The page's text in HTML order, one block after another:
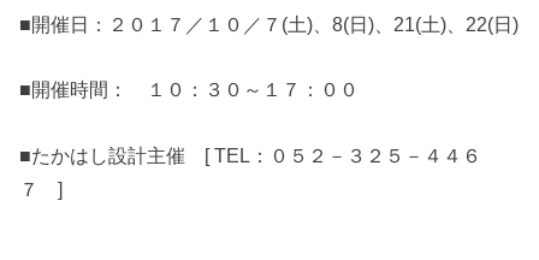
■開催日：２０１７／１０／７(土)、8(日)、21(土)、22(日)
■開催時間： １０：３０～１７：００
■たかはし設計主催 [ TEL：０５２－３２５－４４６
７ ]